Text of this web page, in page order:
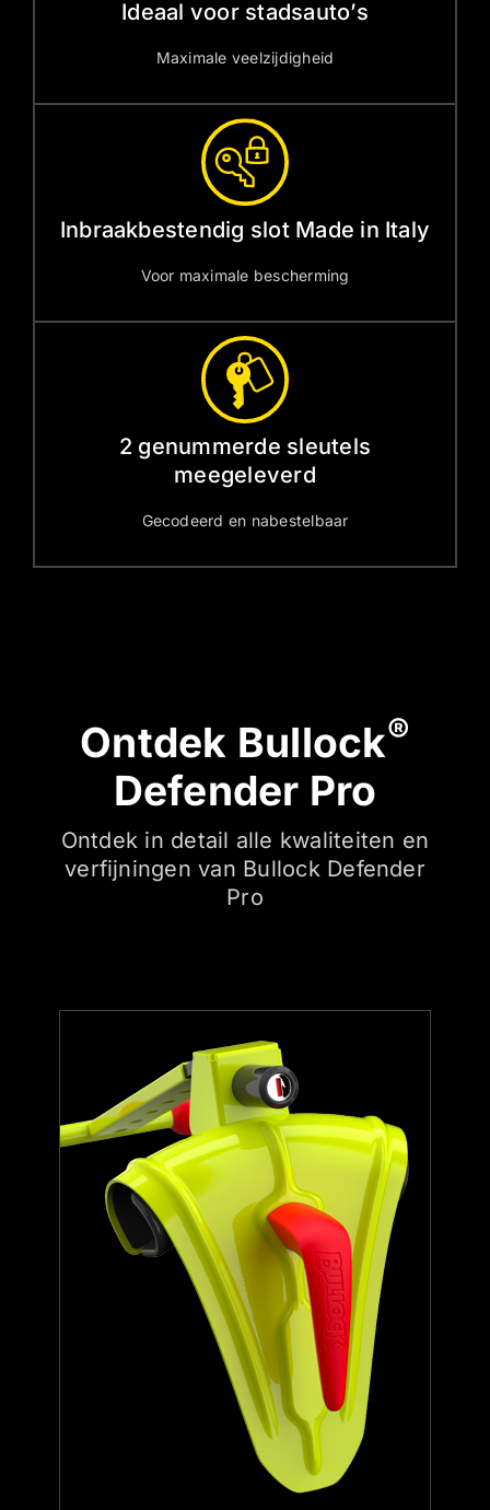
Ideaal voor stadsauto’s
Maximale veelzijdigheid
Inbraakbestendig slot Made in Italy
Voor maximale bescherming
2 genummerde sleutels
meegeleverd
Gecodeerd en nabestelbaar
Ontdek Bullock®
Defender Pro
Ontdek in detail alle kwaliteiten en
verfijningen van Bullock Defender
Pro